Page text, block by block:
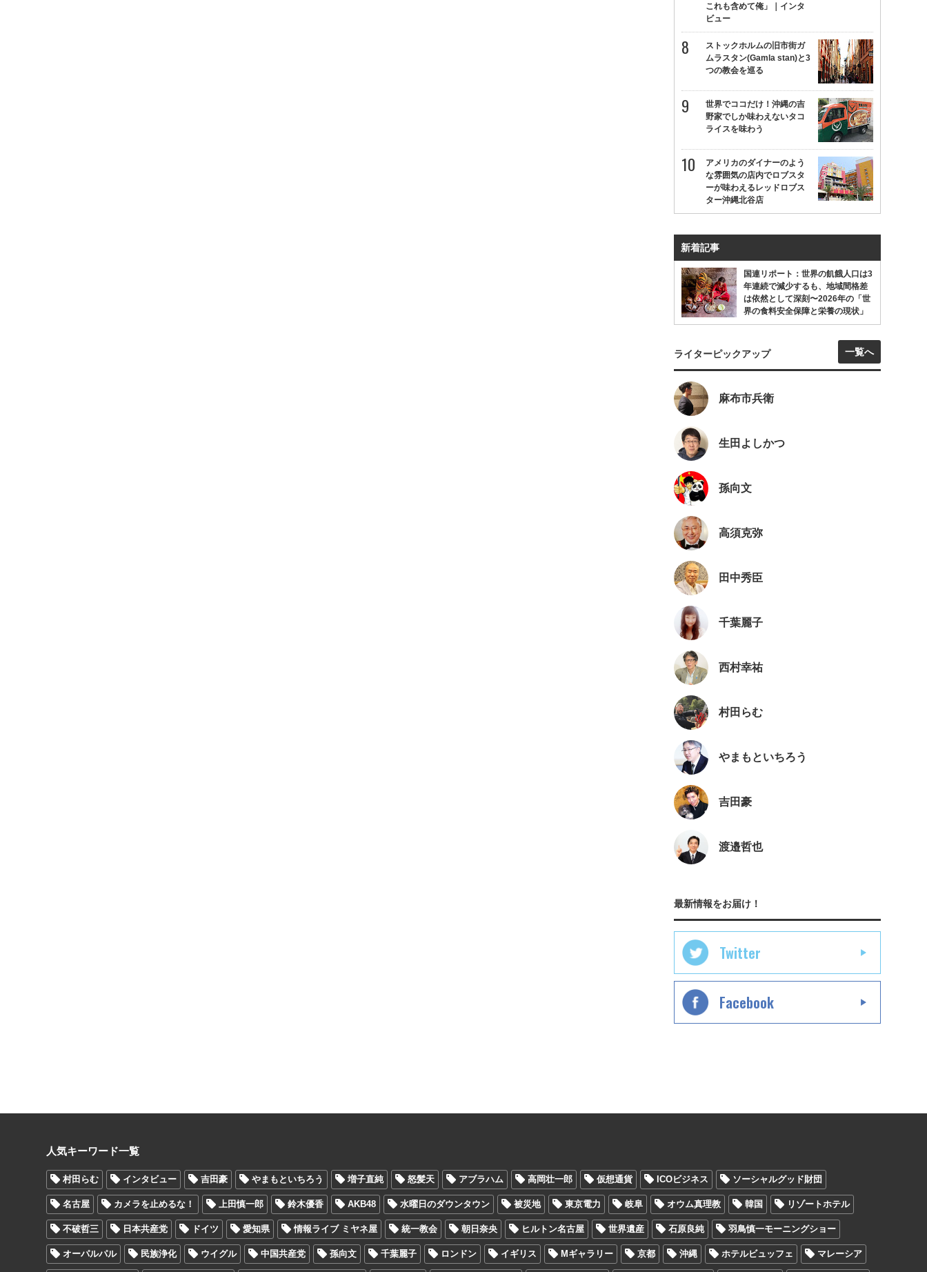
これも含めて俺」｜インタ
ビュー
ストックホルムの旧市街ガ
ムラスタン(Gamla stan)と3
つの教会を巡る
世界でココだけ！沖縄の吉
野家でしか味わえないタコ
ライスを味わう
アメリカのダイナーのよう
な雰囲気の店内でロブスタ
ーが味わえるレッドロブス
ター沖縄北谷店
新着記事
国連リポート：世界の飢餓人口は3
年連続で減少するも、地域間格差
は依然として深刻〜2026年の「世
界の食料安全保障と栄養の現状」
ライターピックアップ 一覧へ
麻布市兵衛
生田よしかつ
孫向文
高須克弥
田中秀臣
千葉麗子
西村幸祐
村田らむ
やまもといちろう
吉田豪
渡邉哲也
最新情報をお届け！
Twitter
Facebook
人気キーワード一覧
村田らむ インタビュー 吉田豪 やまもといちろう 増子直純 怒髪天 アブラハム 高岡壮一郎 仮想通貨 ICOビジネス ソーシャルグッド財団
名古屋 カメラを止めるな！ 上田慎一郎 鈴木優香 AKB48 水曜日のダウンタウン 被災地 東京電力 岐阜 オウム真理教 韓国 リゾートホテル
不破哲三 日本共産党 ドイツ 愛知県 情報ライブ ミヤネ屋 統一教会 朝日奈央 ヒルトン名古屋 世界遺産 石原良純 羽鳥慎一モーニングショー
オーパルパル 民族浄化 ウイグル 中国共産党 孫向文 千葉麗子 ロンドン イギリス Mギャラリー 京都 沖縄 ホテルビュッフェ マレーシア